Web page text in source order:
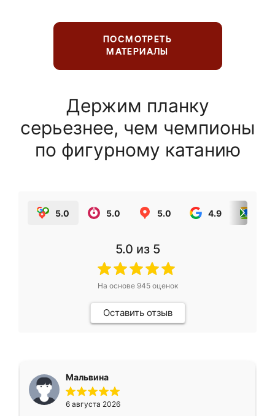
ПОСМОТРЕТЬ
МАТЕРИАЛЫ
Держим планку
серьезнее, чем чемпионы
по фигурному катанию
5.0 5.0 5.0 4.9
5.0 из 5
На основе 945оценок
Оставить отзыв
Мальвина
6 августа 2026